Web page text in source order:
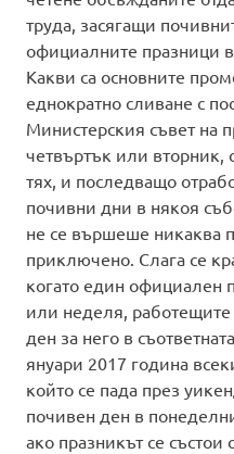
труда, засягащи
официалните празници
Какви са основните
еднократно сливане с
Министерския съвет на
четвъртък или вторник,
тях, и последващо
почивни дни в някоя
не се вършеше никаква
приключено. Слага се
когато един официален
или неделя, работещите
ден за него в
януари 2017 година
който се пада през
почивен ден в
ако празникът се